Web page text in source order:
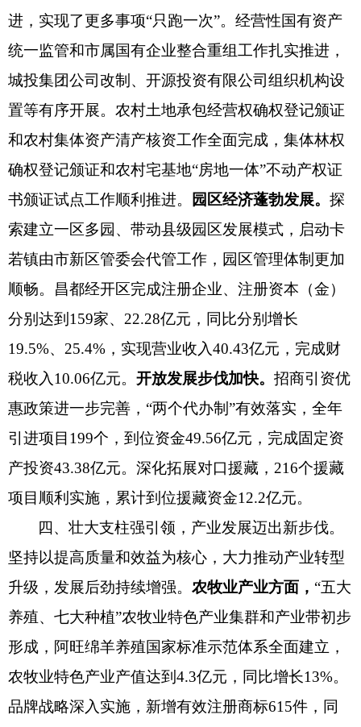
进，实现了更多事项“只跑一次”。经营性国有资产
统一监管和市属国有企业整合重组工作扎实推进，
城投集团公司改制、开源投资有限公司组织机构设
置等有序开展。农村土地承包经营权确权登记颁证
和农村集体资产清产核资工作全面完成，集体林权
确权登记颁证和农村宅基地“房地一体”不动产权证
书颁证试点工作顺利推进。 园区经济蓬勃发展。 探
索建立一区多园、带动县级园区发展模式， 启动卡
若镇由市新区管委会代管工作，园区管理体制更加
顺畅。 昌都经开区完成注册企业、注册资本（金）
分别达到 159家、22.28亿元，同比分别增长
19.5%、25.4%，实现营业收入40.43亿元，完成财
税收入10.06亿元。 开放发展步伐加快。 招商引资优
惠政策进一步完善， “两个代办制”有效落实，全年
引进项目199个，到位资金49.56亿元，完成固定资
产投资43.38亿元。深化拓展对口援藏，216个援藏
项目顺利实施，累计到位援藏资金12.2亿元。
四、壮大支柱强引领，产业发展迈出新步伐。
坚持以提高质量和效益为核心， 大力推动产业转型
升级，发展后劲持续增强。 农牧业产业方面， “五大
养殖、七大种植”农牧业特色产业集群和产业带初步
形成， 阿旺绵羊养殖国家标准示范体系全面建立，
农牧业特色产业产值达到 4.3亿元，同比增长13%。
品牌战略深入实施，新增有效注册商标615件，同